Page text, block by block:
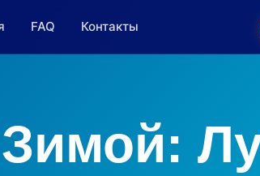
FAQ Контакты